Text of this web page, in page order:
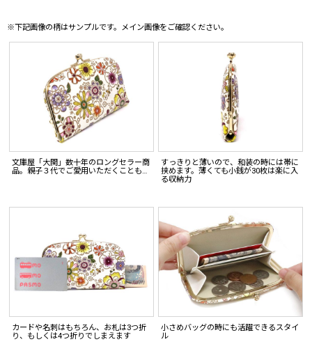
※下記画像の柄はサンプルです。メイン画像をご確認ください。
文庫屋「大関」数十年のロングセラー商
品。親子３代でご愛用いただくことも…
すっきりと薄いので、和装の時には帯に
挟めます。薄くても小銭が30枚は楽に入
る収納力
カードや名刺はもちろん、お札は3つ折
り、もしくは4つ折りでしまえます
小さめバッグの時にも活躍できるスタイ
ル